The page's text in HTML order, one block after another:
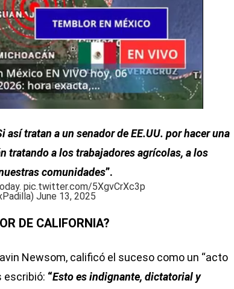
así tratan a un senador de EE.UU. por hacer una
tratando a los trabajadores agrícolas, a los
comunidades”.
pic.twitter.com/5XgvCrXc3p
June 13, 2025
DE CALIFORNIA?
Newsom, calificó el suceso como un “acto
escribió: “Esto es indignante, dictatorial y